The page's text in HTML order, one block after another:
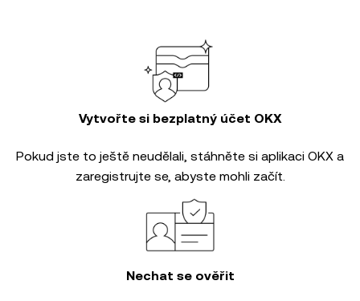
Vytvořte si bezplatný účet OKX
Pokud jste to ještě neudělali, stáhněte si aplikaci OKX a
zaregistrujte se, abyste mohli začít.
Nechat se ověřit